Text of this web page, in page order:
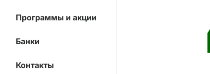
Программы и акции
Банки
Контакты